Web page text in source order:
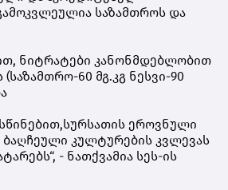
საზამთროს და
ნიტრატები კანონმდებლობით
60 მგ.კგ ნესვი-90
ეროვნული
ბაღჩეული კულტურების კვლევას
- ნათქვამია სეს-ის